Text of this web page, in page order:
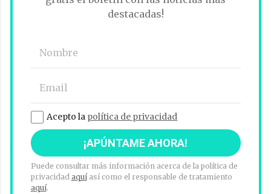
destacadas!
Acepto la política de privacidad
Puede consultar más información acerca de la política de
privacidad aquíasí como el responsable de tratamiento
aquí.